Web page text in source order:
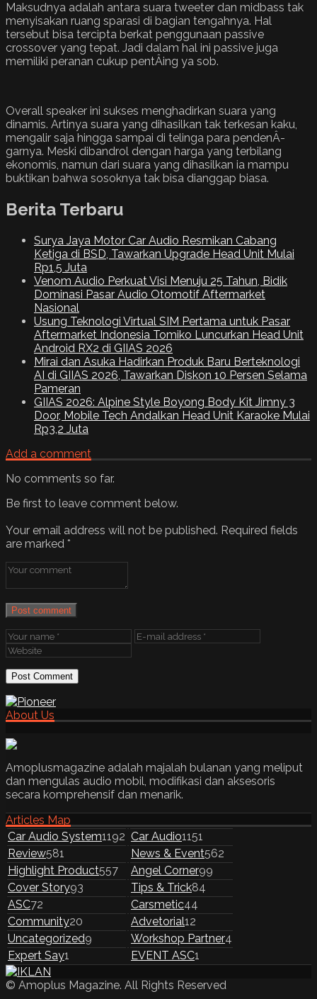
Maksudnya adalah antara suara tweeter dan midbass tak
menyisakan ruang sparasi di bagian tengahnya. Hal
tersebut bisa tercipta berkat penggunaan passive
crossover yang tepat. Jadi dalam hal ini passive juga
memiliki peranan cukup pentÂ­ing ya sob.
Overall speaker ini sukses menghadirkan suara yang
dinamis. Artinya suara yang dihasilkan tak terkesan kaku,
mengalir saja hingga sampai di telinga para pendenÂ­
garnya. Meski dibandrol dengan harga yang terbilang
ekonomis, namun dari suara yang dihasilkan ia mampu
buktikan bahwa sosoknya tak bisa dianggap biasa.
Berita Terbaru
Surya Jaya Motor Car Audio Resmikan Cabang
Ketiga di BSD, Tawarkan Upgrade Head Unit Mulai
Rp1,5 Juta
Venom Audio Perkuat Visi Menuju 25 Tahun, Bidik
Dominasi Pasar Audio Otomotif Aftermarket
Nasional
Usung Teknologi Virtual SIM Pertama untuk Pasar
Aftermarket Indonesia Tomiko Luncurkan Head Unit
Android RX2 di GIIAS 2026
Mirai dan Asuka Hadirkan Produk Baru Berteknologi
AI di GIIAS 2026, Tawarkan Diskon 10 Persen Selama
Pameran
GIIAS 2026: Alpine Style Boyong Body Kit Jimny 3
Door, Mobile Tech Andalkan Head Unit Karaoke Mulai
Rp3,2 Juta
Add a comment
No comments so far.
Be first to leave comment below.
Your email address will not be published. Required fields
are marked *
Post comment
About Us
Amoplusmagazine adalah majalah bulanan yang meliput
dan mengulas audio mobil, modifikasi dan aksesoris
secara komprehensif dan menarik.
Articles Map
Car Audio System1192 Car Audio1151
Review581 News & Event562
Highlight Product557 Angel Corner99
Cover Story93 Tips & Trick84
ASC72 Carsmetic44
Community20 Advetorial12
Uncategorized9 Workshop Partner4
Expert Say1 EVENT ASC1
© Amoplus Magazine. All Rights Reserved